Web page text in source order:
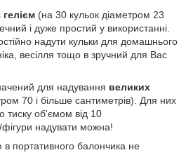
(на 30 кульок діаметром 23
і дуже простий у використанні.
надути кульки для домашнього
весілля тощо в зручний для Вас
для надування великих
70 і більше сантиметрів). Для них
тиску об'ємом від 10
фігури надувати можна!
в портативного балончика не